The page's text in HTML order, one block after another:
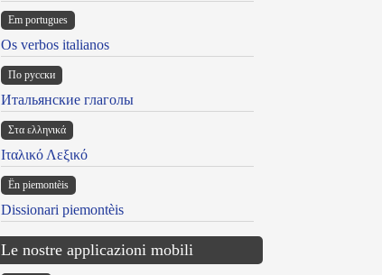
Em portugues
Os verbos italianos
По русски
Итальянские глаголы
Στα ελληνικά
Ιταλικό Λεξικό
Ën piemontèis
Dissionari piemontèis
Le nostre applicazioni mobili